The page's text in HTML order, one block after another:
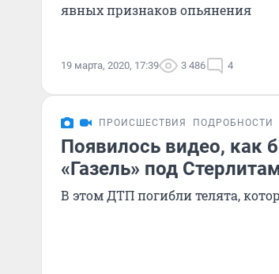
явных признаков опьянения
19 марта, 2020, 17:39 3 486 4
ПРОИСШЕСТВИЯ ПОДРОБНОСТИ
Появилось видео, как
«Газель» под
В этом ДТП погибли телята,